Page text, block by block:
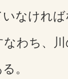
なけれ
わち、
。